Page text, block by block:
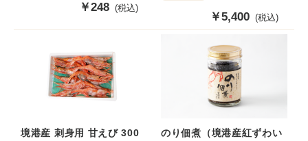
販
価
￥248 (税込)
販
売
価
格
￥5,400 (税込)
境港産 刺身用 甘えび 300
のり佃煮（境港産紅ずわい